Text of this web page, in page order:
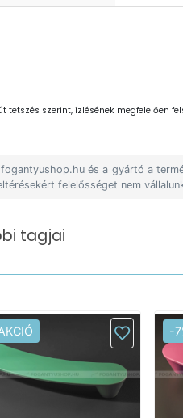
szerint, ízlésének megfelelően
és a gyártó a
felelősséget nem
tagjai
-